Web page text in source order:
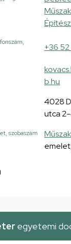
+36
b.hu
4028
utca
szobaszám
egyetemi